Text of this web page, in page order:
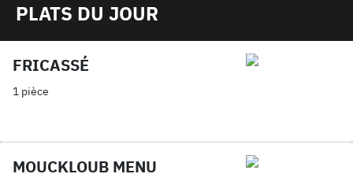
PLATS DU JOUR
FRICASSÉ
1 pièce
MOUCKLOUB MENU